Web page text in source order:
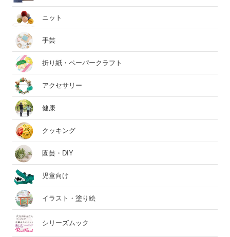
ニット
手芸
折り紙・ペーパークラフト
アクセサリー
健康
クッキング
園芸・DIY
児童向け
イラスト・塗り絵
シリーズムック